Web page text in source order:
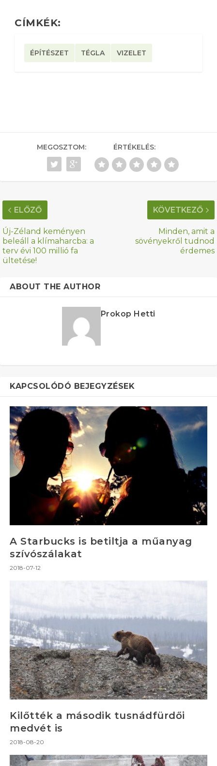
CÍMKÉK:
ÉPÍTÉSZET TÉGLA VIZELET
MEGOSZTOM: ÉRTÉKELÉS:
ELŐZŐ
Új-Zéland keményen
beleáll a klímaharcba: a
terv évi 100 millió fa
ültetése!
KÖVETKEZŐ
Minden, amit a
sövényekről tudnod
érdemes
ABOUT THE AUTHOR
Prokop Hetti
KAPCSOLÓDÓ BEJEGYZÉSEK
A Starbucks is betiltja a műanyag
szívószálakat
2018-07-12
Kilőtték a második tusnádfürdői
medvét is
2018-08-20